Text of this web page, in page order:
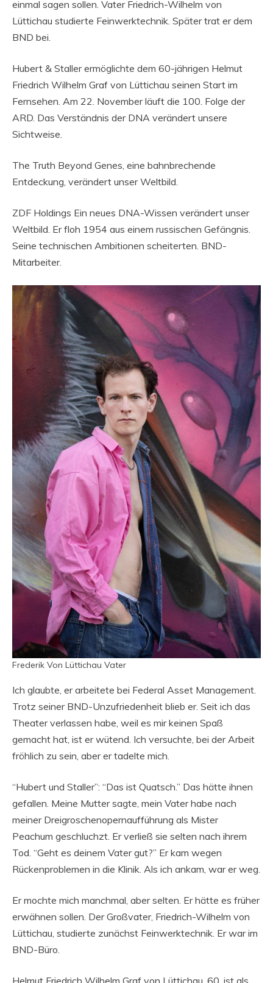
einmal sagen sollen. Vater Friedrich-Wilhelm von
Lüttichau studierte Feinwerktechnik. Später trat er dem
BND bei.
Hubert & Staller ermöglichte dem 60-jährigen Helmut
Friedrich Wilhelm Graf von Lüttichau seinen Start im
Fernsehen. Am 22. November läuft die 100. Folge der
ARD. Das Verständnis der DNA verändert unsere
Sichtweise.
The Truth Beyond Genes, eine bahnbrechende
Entdeckung, verändert unser Weltbild.
ZDF Holdings Ein neues DNA-Wissen verändert unser
Weltbild. Er floh 1954 aus einem russischen Gefängnis.
Seine technischen Ambitionen scheiterten. BND-
Mitarbeiter.
Frederik Von Lüttichau Vater
Ich glaubte, er arbeitete bei Federal Asset Management.
Trotz seiner BND-Unzufriedenheit blieb er. Seit ich das
Theater verlassen habe, weil es mir keinen Spaß
gemacht hat, ist er wütend. Ich versuchte, bei der Arbeit
fröhlich zu sein, aber er tadelte mich.
“Hubert und Staller”: “Das ist Quatsch.” Das hätte ihnen
gefallen. Meine Mutter sagte, mein Vater habe nach
meiner Dreigroschenopernaufführung als Mister
Peachum geschluchzt. Er verließ sie selten nach ihrem
Tod. “Geht es deinem Vater gut?” Er kam wegen
Rückenproblemen in die Klinik. Als ich ankam, war er weg.
Er mochte mich manchmal, aber selten. Er hätte es früher
erwähnen sollen. Der Großvater, Friedrich-Wilhelm von
Lüttichau, studierte zunächst Feinwerktechnik. Er war im
BND-Büro.
Helmut Friedrich Wilhelm Graf von Lüttichau, 60, ist als